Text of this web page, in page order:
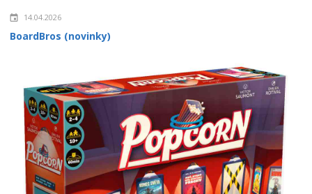
14.04.2026
BoardBros (novinky)